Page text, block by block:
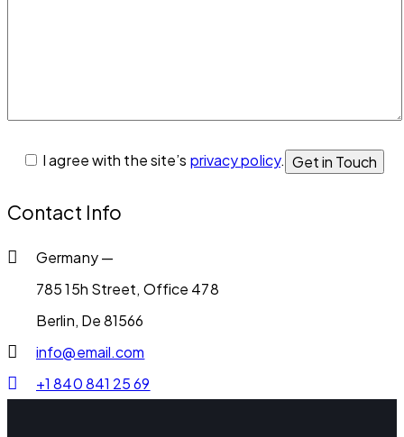
I agree with the site’s privacy policy.
Contact Info
Germany —
785 15h Street, Office 478
Berlin, De 81566
info@email.com
+1 840 841 25 69